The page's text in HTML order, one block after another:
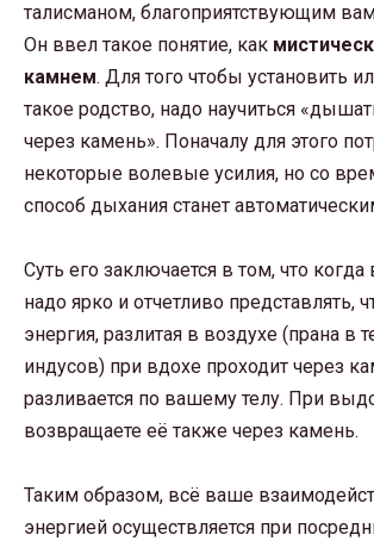
талисманом, благоприятствующим
Он ввел такое понятие, как
камнем. Для того чтобы установить
такое родство, надо научиться
через камень». Поначалу для этого
некоторые волевые усилия, но со
способ дыхания станет
Суть его заключается в том, что
надо ярко и отчетливо представлять,
энергия, разлитая в воздухе (прана в
индусов) при вдохе проходит через
разливается по вашему телу. При
возвращаете её также через камень.
Таким образом, всё ваше
энергией осуществляется при